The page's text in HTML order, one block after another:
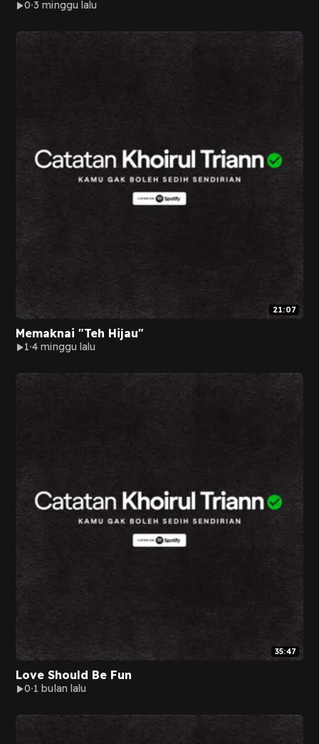
0 3 minggu lalu
21:07
Memaknai "Teh Hijau"
1 4 minggu lalu
35:47
Love Should Be Fun
0 1 bulan lalu